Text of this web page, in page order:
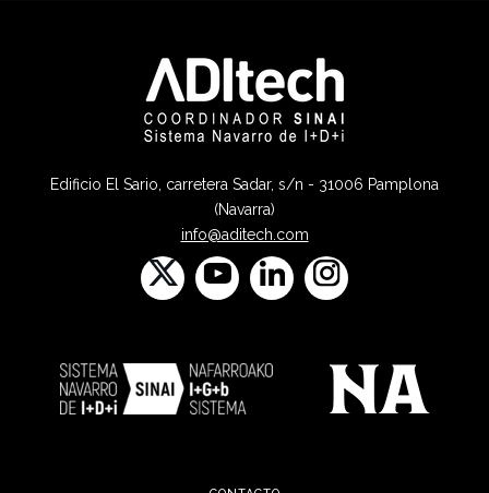
Edificio El Sario, carretera Sadar, s/n - 31006 Pamplona
(Navarra)
info@aditech.com